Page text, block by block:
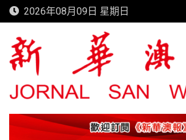
Skip
to
content
2026年08月09日 星期日
新華澳報